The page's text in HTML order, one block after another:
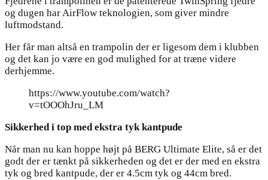
og dugen har AirFlow teknologien, som giver mindre
luftmodstand.
Her får man altså en trampolin der er ligesom dem i klubben
og det kan jo være en god mulighed for at træne videre
derhjemme.
https://www.youtube.com/watch?
v=tOOOhJru_LM
Sikkerhed i top med ekstra tyk kantpude
Når man nu kan hoppe højt på BERG Ultimate Elite, så er det
godt der er tænkt på sikkerheden og det er der med en ekstra
tyk og bred kantpude, der er 4.5cm tyk og 44cm bred.